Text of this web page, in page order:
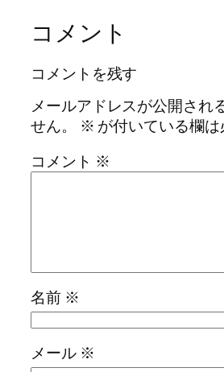
コメント
コメントを残す
メールアドレスが公開され
せん。
※ が付いている欄
コメント ※
名前 ※
メール ※